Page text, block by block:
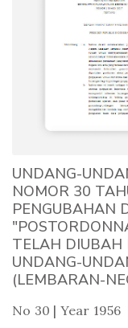
UNDANG-
NOMOR 30
PENGUBAHAN
TELAH
UNDANG-
(LEMBARAN-
No 30 | Year 1956